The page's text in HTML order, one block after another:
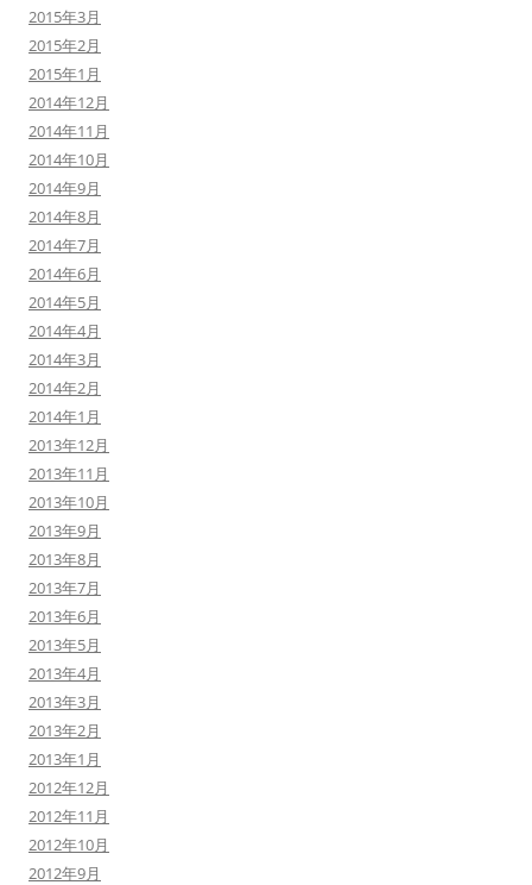
2015年3月
2015年2月
2015年1月
2014年12月
2014年11月
2014年10月
2014年9月
2014年8月
2014年7月
2014年6月
2014年5月
2014年4月
2014年3月
2014年2月
2014年1月
2013年12月
2013年11月
2013年10月
2013年9月
2013年8月
2013年7月
2013年6月
2013年5月
2013年4月
2013年3月
2013年2月
2013年1月
2012年12月
2012年11月
2012年10月
2012年9月